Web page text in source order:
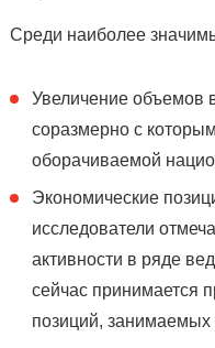
Среди наиболее
Увеличение объемов
соразмерно с
оборачиваемой
Экономические
исследователи
активности в ряде
сейчас принимается
позиций,